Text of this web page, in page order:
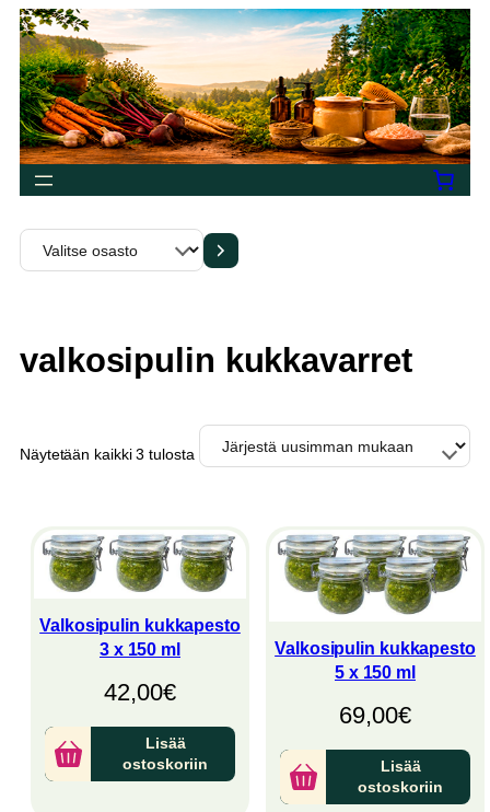
Siirry
sisältöön
Valitse
osasto
valkosipulin kukkavarret
Näytetään kaikki 3 tulostaSorted
Valkosipulin kukkapesto
3 x 150 ml
42,00€
Lisää
ostoskoriin
Valkosipulin kukkapesto
5 x 150 ml
69,00€
Lisää
ostoskoriin